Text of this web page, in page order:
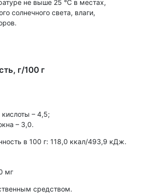
не выше 25 °С в местах,
солнечного света, влаги,
г/100 г
кислоты – 4,5;
– 3,0.
в 100 г: 118,0 ккал/493,9 кДж.
мг
средством.